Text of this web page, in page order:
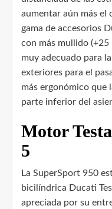
aumentar aún más el
gama de accesorios
con más mullido (+25
muy adecuado para
exteriores para el
más ergonómico que
parte inferior del
Motor
5
La SuperSport 950
bicilíndrica Ducati
apreciada por su